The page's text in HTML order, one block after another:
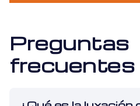
Preguntas
frecuentes